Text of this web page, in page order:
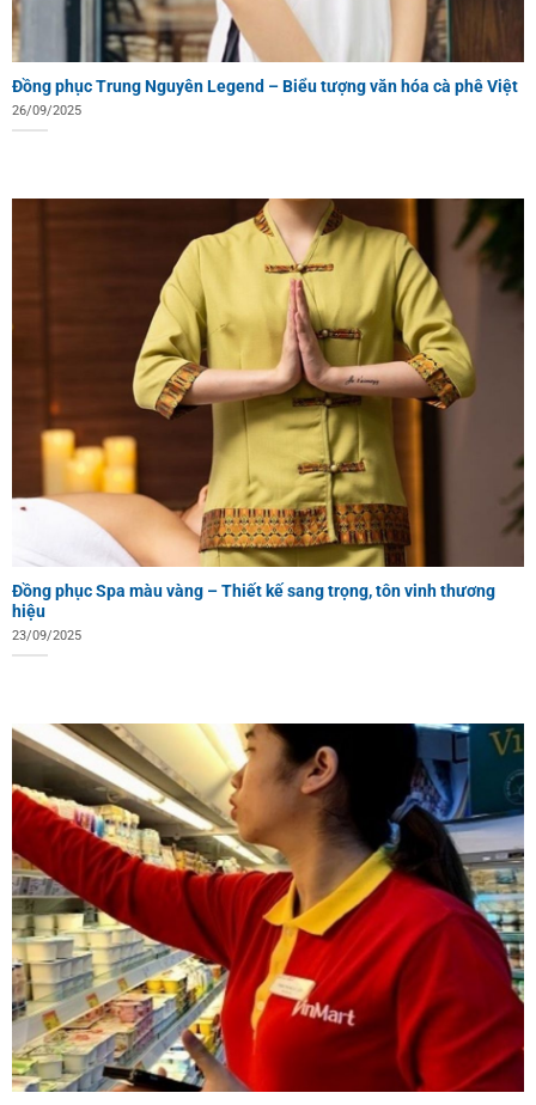
Đồng phục Trung Nguyên Legend – Biểu tượng văn hóa cà phê Việt
26/09/2025
Đồng phục Spa màu vàng – Thiết kế sang trọng, tôn vinh thương
hiệu
23/09/2025